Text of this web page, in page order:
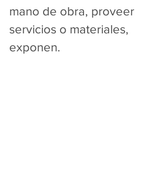
mano de obra, proveer
servicios o materiales,
exponen.